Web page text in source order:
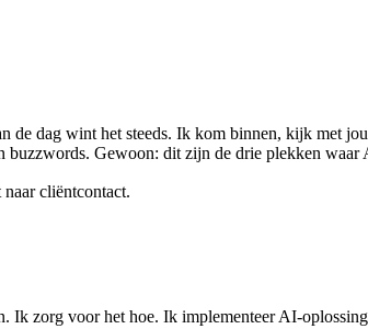
de dag wint het steeds. Ik kom binnen, kijk met
buzzwords. Gewoon: dit zijn de drie plekken
cliëntcontact.
Ik zorg voor het hoe. Ik implementeer AI-